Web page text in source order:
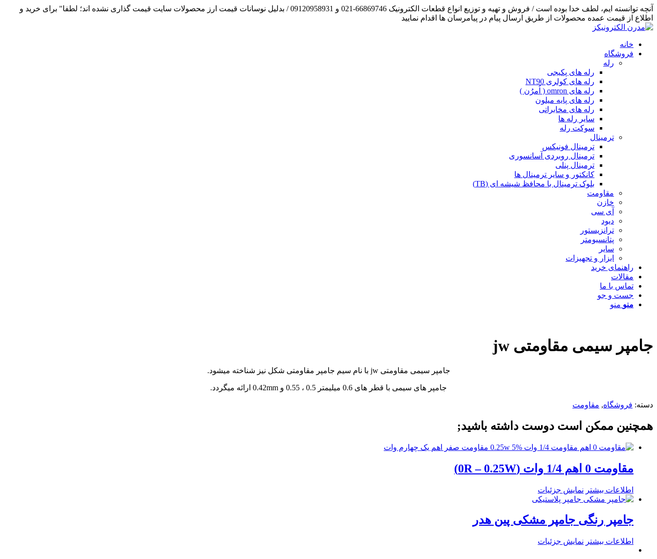
آنچه توانسته ایم، لطف خدا بوده است / فروش و تهیه و توزیع انواع قطعات الکترونیک 66869746-021 و 09120958931 / بدلیل نوسانات قیمت ارز محصولات سایت قیمت گذاری نشده اند؛ لطفا" برای خرید و
اطلاع از قیمت عمده محصولات از طریق ارسال پیام در پیامرسان ها اقدام نمایید
خانه
فروشگاه
رله
رله های پکیجی
رله های کولری NT90
رله های omron ( اُمرُن )
رله های پایه میلون
رله های مخابراتی
سایر رله ها
سوکت رله
ترمینال
ترمینال فونیکس
ترمینال روبردی آسانسوری
ترمینال پنلی
کانکتور و سایر ترمینال ها
بلوک ترمینال با محافظ شیشه ای (TB)
مقاومت
خازن
آی سی
دیود
ترانزیستور
پتانسیومتر
سایر
ابزار و تجهیزات
راهنمای خرید
مقالات
تماس با ما
جست و جو
منو منو
جامپر سیمی مقاومتی jw
جامپر سیمی مقاومتی jw با نام سیم جامپر مقاومتی شکل نیز شناخته میشود.
جامپر های سیمی با قطر های 0.6 میلیمتر 0.5 ، 0.55 و 0.42mm ارائه میگردد.
دسته: فروشگاه, مقاومت
همچنین ممکن است دوست داشته باشید;
مقاومت 0 اهم 1/4 وات (0R – 0.25W)
اطلاعات بیشتر نمایش جزئیات
جامپر رنگی جامپر مشکی پین هدر
اطلاعات بیشتر نمایش جزئیات